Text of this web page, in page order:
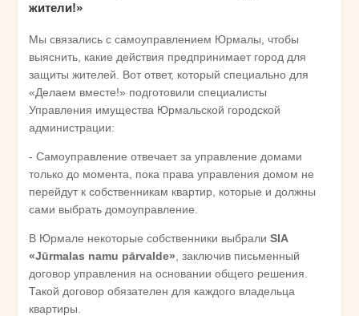
жители!»
Мы связались с самоуправлением Юрмалы, чтобы
выяснить, какие действия предпринимает город для
защиты жителей. Вот ответ, который специально для
«Делаем вместе!» подготовили специалисты
Управления имущества Юрмальской городской
администрации:
- Самоуправление отвечает за управление домами
только до момента, пока права управления домом не
перейдут к собственникам квартир, которые и должны
сами выбрать домоуправление.
В Юрмале некоторые собственники выбрали SIA
«Jūrmalas namu pārvalde» , заключив письменный
договор управления на основании общего решения.
Такой договор обязателен для каждого владельца
квартиры.